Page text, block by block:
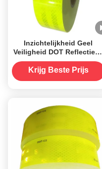
Inzichtelijkheid Geel
Veiligheid DOT Reflectieve
band Markering
Weerbestendige
Krijg Beste Prijs